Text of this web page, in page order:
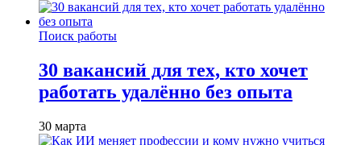
Поиск работы
30 вакансий для тех, кто хочет
работать удалённо без опыта
30 марта